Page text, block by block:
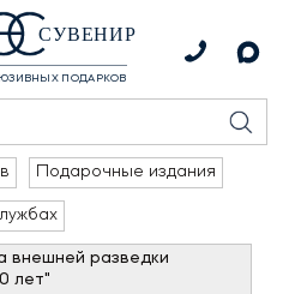
СУВЕНИР
ПОДАРКОВ
Подарочные издания
внешней разведки
лет"